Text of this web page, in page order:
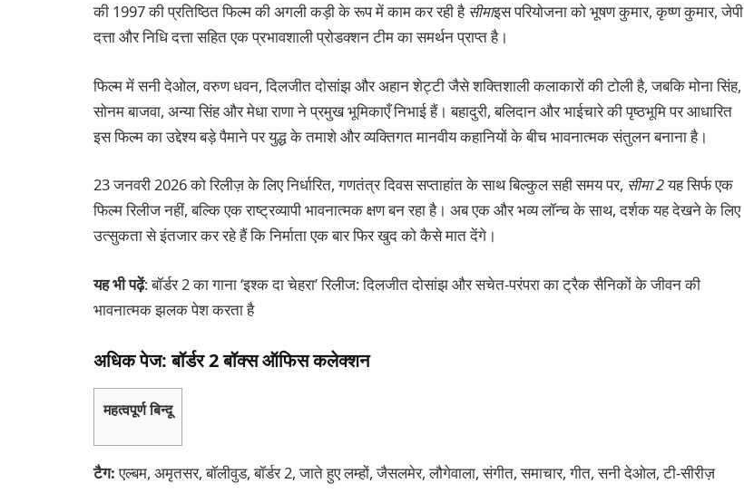
की 1997 की प्रतिष्ठित फिल्म की अगली कड़ी के रूप में काम कर रही है सीमाइस परियोजना को भूषण कुमार, कृष्ण कुमार, जेपी
दत्ता और निधि दत्ता सहित एक प्रभावशाली प्रोडक्शन टीम का समर्थन प्राप्त है।
फिल्म में सनी देओल, वरुण धवन, दिलजीत दोसांझ और अहान शेट्टी जैसे शक्तिशाली कलाकारों की टोली है, जबकि मोना सिंह,
सोनम बाजवा, अन्या सिंह और मेधा राणा ने प्रमुख भूमिकाएँ निभाई हैं। बहादुरी, बलिदान और भाईचारे की पृष्ठभूमि पर आधारित
इस फिल्म का उद्देश्य बड़े पैमाने पर युद्ध के तमाशे और व्यक्तिगत मानवीय कहानियों के बीच भावनात्मक संतुलन बनाना है।
23 जनवरी 2026 को रिलीज़ के लिए निर्धारित, गणतंत्र दिवस सप्ताहांत के साथ बिल्कुल सही समय पर, सीमा 2यह सिर्फ एक
फिल्म रिलीज नहीं, बल्कि एक राष्ट्रव्यापी भावनात्मक क्षण बन रहा है। अब एक और भव्य लॉन्च के साथ, दर्शक यह देखने के लिए
उत्सुकता से इंतजार कर रहे हैं कि निर्माता एक बार फिर खुद को कैसे मात देंगे।
यह भी पढ़ें: बॉर्डर 2 का गाना ‘इश्क दा चेहरा’ रिलीज: दिलजीत दोसांझ और सचेत-परंपरा का ट्रैक सैनिकों के जीवन की
भावनात्मक झलक पेश करता है
अधिक पेज: बॉर्डर 2 बॉक्स ऑफिस कलेक्शन
महत्वपूर्ण बिन्दू
टैग:एल्बम, अमृतसर, बॉलीवुड, बॉर्डर 2, जाते हुए लम्हों, जैसलमेर, लौगेवाला, संगीत, समाचार, गीत, सनी देओल, टी-सीरीज़